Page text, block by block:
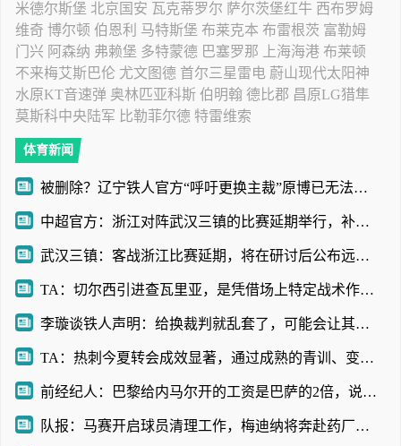
米德尔斯堡 北京国安 瓦克蒂罗尔 萨尔茨堡红牛 西布罗姆
维奇 博尔顿 伯恩利 马特斯堡 布莱克本 布雷根茨 富勒姆
门兴 阿森纳 弗赖堡 多特蒙德 巴塞罗那 上海海港 布莱顿
不来梅艾斯巴伦 尤文图德 首尔三星雷电 蔚山现代太阳神
水原KT音速弹 奥林匹亚科斯 伯明翰 德比郡 昌原LG猎隼
莫斯科中央陆军 比勒菲尔德 特雷维索
体育新闻
被删除？辽宁铁人官方“呼吁更换主裁”原博已无法查看
中超官方：浙江对阵武汉三镇的比赛延期举行，补赛时间另行通知
武汉三镇：客战浙江比赛延期，将在研讨后公布远征球迷的补偿方案
TA：切尔西引进查瓦里亚，是凭借场上特定战术作用被选中的即战力
李璇谈铁人声明：给换裁判就乱套了，可能会让其他裁判产生共情
TA：热刺今夏转会成效显著，通过成熟的青训、变现完成阵容迭代
前经纪人：巴黎给内马尔开的工资是巴萨的2倍，说到底还是钱
队报：马赛开启球员清理工作，梅迪纳将奔赴药厂，鲁利将加盟曼城